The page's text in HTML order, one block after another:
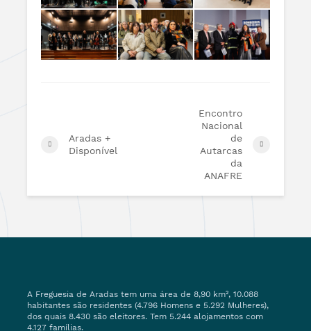
Aradas +
Disponível
Encontro
Nacional
de
Autarcas
da
ANAFRE
A Freguesia de Aradas tem uma área de 8,90 km², 10.088
habitantes são residentes (4.796 Homens e 5.292 Mulheres),
dos quais 8.430 são eleitores. Tem 5.244 alojamentos com
4.127 famílias.